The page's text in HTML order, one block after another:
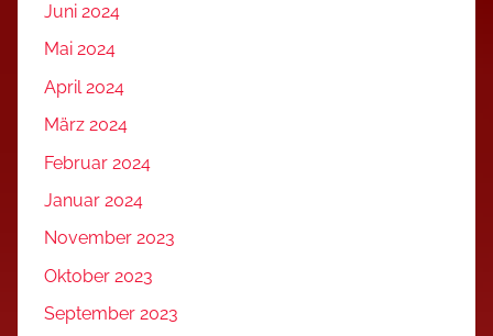
Juni 2024
Mai 2024
April 2024
März 2024
Februar 2024
Januar 2024
November 2023
Oktober 2023
September 2023